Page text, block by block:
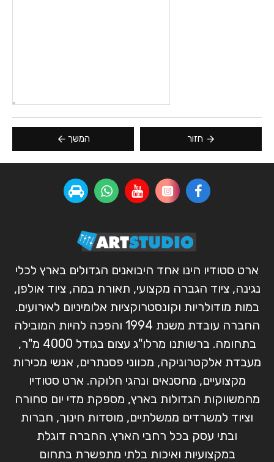
חזור המשך
ארט סטודיו הינו אחד היבואנים הגדולים בארץ לכלי
נגינה, ציוד הגברה מקצועי, תאורת במה, ציוד אולפן,
במות מודולריות וקונסטרוקציות אלומיניום לאירועים.
החברה עובדת משנת 1994 והפכה להיות המובילה
בתחומה. ברשותנו מרלו"ג עצום בגודל 4000 מ"ר,
מעבדת אלקטרוניקה, מכווני פסנתרים, אנשי מכירות
מקצועיים, מחסנאים ונהגי חלוקה. ארט סטודיו
מהמשווקות הגדולות בארץ, מספקת מדי יום סחורה
וציוד למשרדים ממשלתיים, מוסדות חינוך, חברות
ובתי עסק בכל רחבי הארץ. החברה דוגלת
במקצועיות ואיכות בלתי מתפשרת בתחום